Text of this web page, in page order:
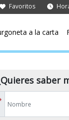
Favoritos
a la carta
saber